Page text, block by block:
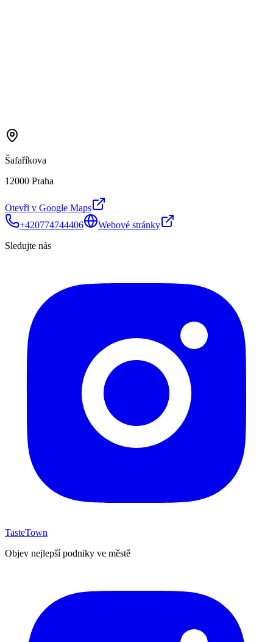
Šafaříkova
12000 Praha
Otevři v Google Maps
+420774744406
Webové stránky
Sledujte nás
TasteTown
Objev nejlepší podniky ve městě